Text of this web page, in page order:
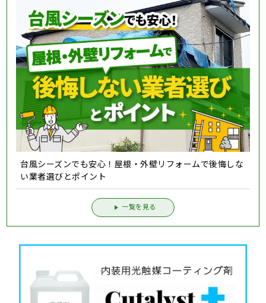
台風シーズンでも安心！屋根・外壁リフォームで後悔しな
い業者選びとポイント
一覧を見る